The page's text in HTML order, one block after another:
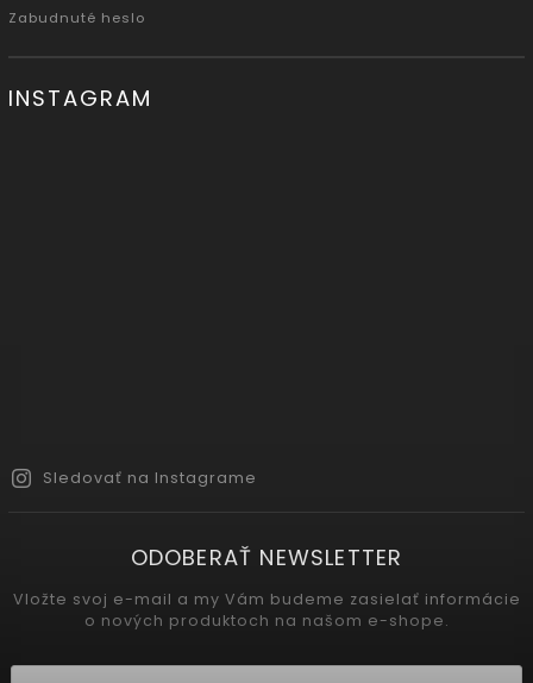
Zabudnuté heslo
INSTAGRAM
Sledovať na Instagrame
ODOBERAŤ NEWSLETTER
Vložte svoj e-mail a my Vám budeme zasielať informácie
o nových produktoch na našom e-shope.